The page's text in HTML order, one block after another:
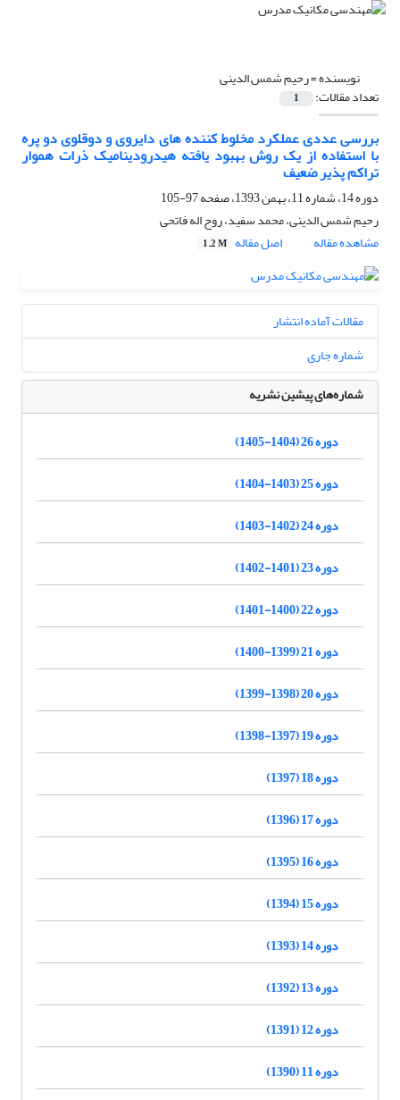
نویسنده =رحیم شمس الدینی
تعداد مقالات: 1
بررسی عددی عملکرد مخلوط کننده های دایروی و دوقلوی دو پره
با استفاده از یک روش بهبود یافته هیدرودینامیک ذرات هموار
تراکم پذیر ضعیف
دوره 14، شماره 11، بهمن 1393، صفحه
97-105
رحیم شمس الدینی، محمد سفید، روح اله فاتحی
مشاهده مقاله
اصل مقاله 1.2 M
مقالات آماده انتشار
شماره جاری
شماره‌های پیشین نشریه
دوره 26 (1404-1405)
دوره 25 (1403-1404)
دوره 24 (1402-1403)
دوره 23 (1401-1402)
دوره 22 (1400-1401)
دوره 21 (1399-1400)
دوره 20 (1398-1399)
دوره 19 (1397-1398)
دوره 18 (1397)
دوره 17 (1396)
دوره 16 (1395)
دوره 15 (1394)
دوره 14 (1393)
دوره 13 (1392)
دوره 12 (1391)
دوره 11 (1390)